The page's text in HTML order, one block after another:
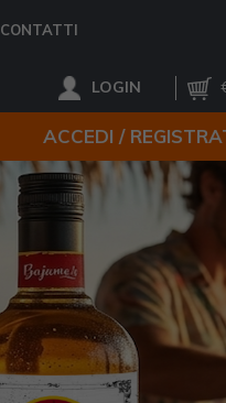
CONTATTI
LOGIN
ACCEDI /